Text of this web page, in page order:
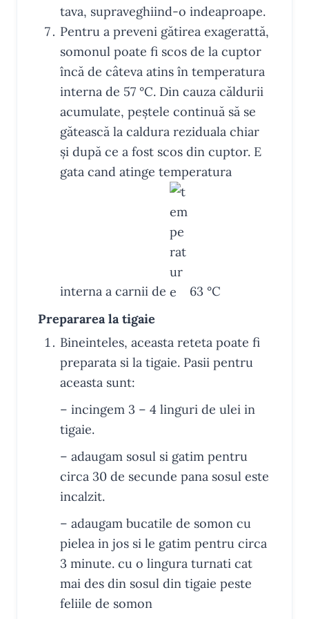
tava, supraveghiind-o indeaproape.
Pentru a preveni gătirea exagerattă,
somonul poate fi scos de la cuptor
încă de câteva atins în temperatura
interna de 57 °C. Din cauza căldurii
acumulate, peștele continuă să se
gătească la caldura reziduala chiar
și după ce a fost scos din cuptor. E
gata cand atinge temperatura
interna a carnii de 63 °C
Prepararea la tigaie
Bineinteles, aceasta reteta poate fi
preparata si la tigaie. Pasii pentru
aceasta sunt:
– incingem 3 – 4 linguri de ulei in
tigaie.
– adaugam sosul si gatim pentru
circa 30 de secunde pana sosul este
incalzit.
– adaugam bucatile de somon cu
pielea in jos si le gatim pentru circa
3 minute. cu o lingura turnati cat
mai des din sosul din tigaie peste
feliile de somon